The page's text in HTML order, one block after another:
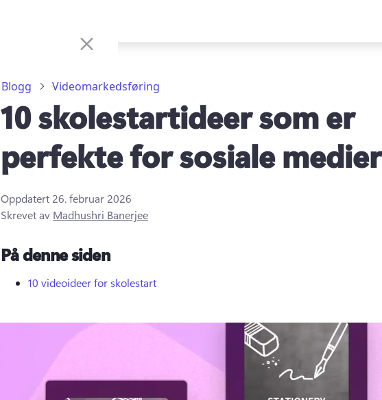
Blogg Videomarkedsføring
10 skolestartideer som er
perfekte for sosiale medier
Oppdatert 26. februar 2026
Skrevet av Madhushri Banerjee
På denne siden
10 videoideer for skolestart